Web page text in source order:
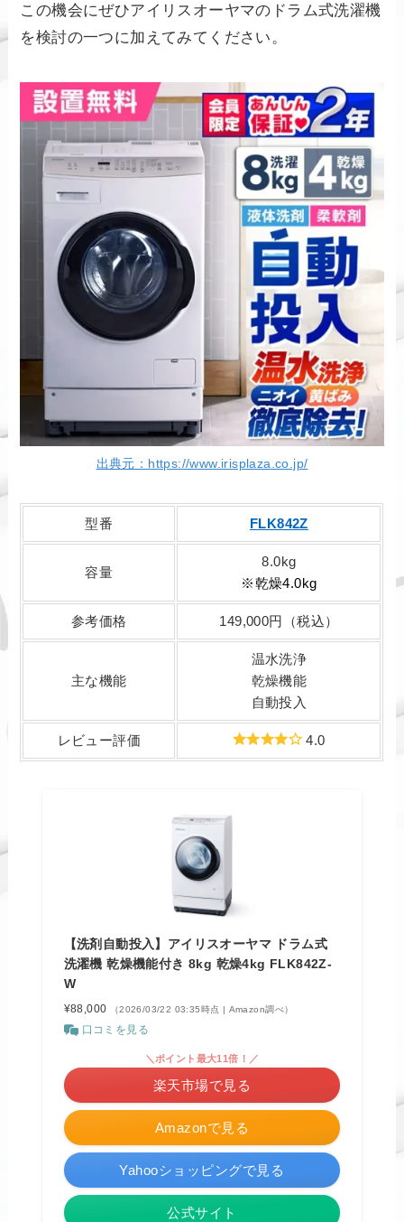
この機会にぜひアイリスオーヤマのドラム式洗濯機
を検討の一つに加えてみてください。
出典元：https://www.irisplaza.co.jp/
型番 FLK842Z
容量
8.0kg
※乾燥4.0kg
参考価格 149,000円（税込）
主な機能
温水洗浄
乾燥機能
自動投入
レビュー評価 4.0
【洗剤自動投入】アイリスオーヤマ ドラム式
洗濯機 乾燥機能付き 8kg 乾燥4kg FLK842Z-
W
¥88,000 （2026/03/22 03:35時点 | Amazon調べ）
口コミを見る
Amazonで見る
＼ポイント最大11倍！／
楽天市場で見る
Yahooショッピングで見る
公式サイト